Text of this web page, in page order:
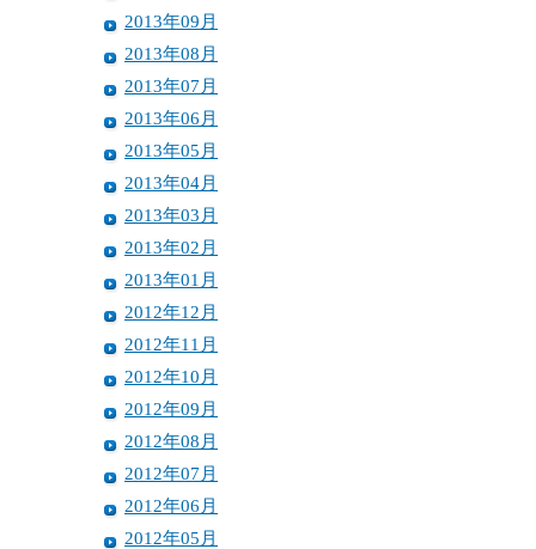
2013年09月
2013年08月
2013年07月
2013年06月
2013年05月
2013年04月
2013年03月
2013年02月
2013年01月
2012年12月
2012年11月
2012年10月
2012年09月
2012年08月
2012年07月
2012年06月
2012年05月